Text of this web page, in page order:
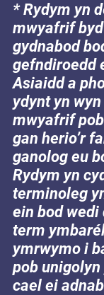
* Rydym yn
mwyafrif
gydnabod
gefndiroedd
Asiaidd a
ydynt yn
mwyafrif
gan herio’r
ganolog eu
Rydym yn
terminoleg
ein bod
term
ymrwymo i
pob
cael ei